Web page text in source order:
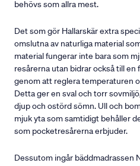
behövs som allra mest.
Det som gör Hallarskär extra
omslutna av naturliga material
material fungerar inte bara som
resårerna utan bidrar också till
genom att reglera temperaturen
Detta ger en sval och torr
djup och ostörd sömn. Ull och
mjuk yta som samtidigt behåller
som pocketresårerna erbjuder.
Dessutom ingår bäddmadrassen